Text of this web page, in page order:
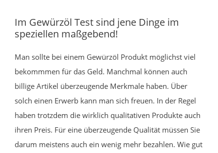
Im Gewürzöl Test sind jene Dinge im
speziellen maßgebend!
Man sollte bei einem Gewürzöl Produkt möglichst viel
bekommmen für das Geld. Manchmal können auch
billige Artikel überzeugende Merkmale haben. Über
solch einen Erwerb kann man sich freuen. In der Regel
haben trotzdem die wirklich qualitativen Produkte auch
ihren Preis. Für eine überzeugende Qualität müssen Sie
darum meistens auch ein wenig mehr bezahlen. Wie gut